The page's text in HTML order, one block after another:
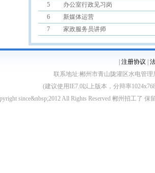
5
办公室行政见习岗
6
新媒体运营
7
家政服务员讲师
注册协议
联系地址:郴州市青山陇灌区水电管理
(建议使用IE7.0以上版本，分辩率
since&nbsp;2012 All Rights Reserved 郴州招工了